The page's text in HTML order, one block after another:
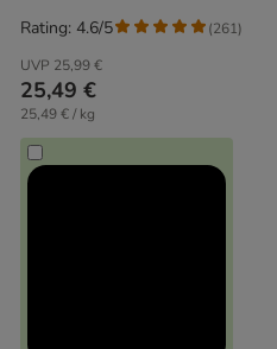
UVP 25,99 €
25,49 €
25,49 € / kg
Rating: 4.6/5 (261)